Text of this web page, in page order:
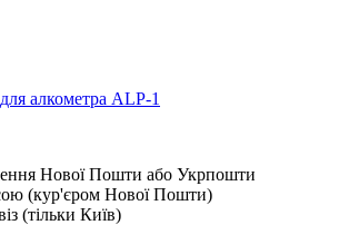
Нової Пошти або Укрпошти
(кур'єром Нової Пошти)
(тільки Київ)